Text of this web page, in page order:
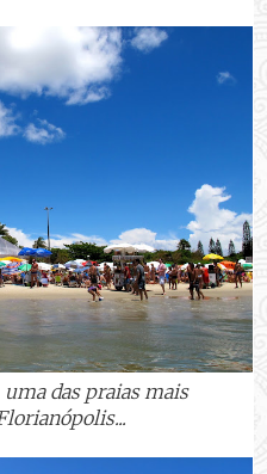
das praias mais